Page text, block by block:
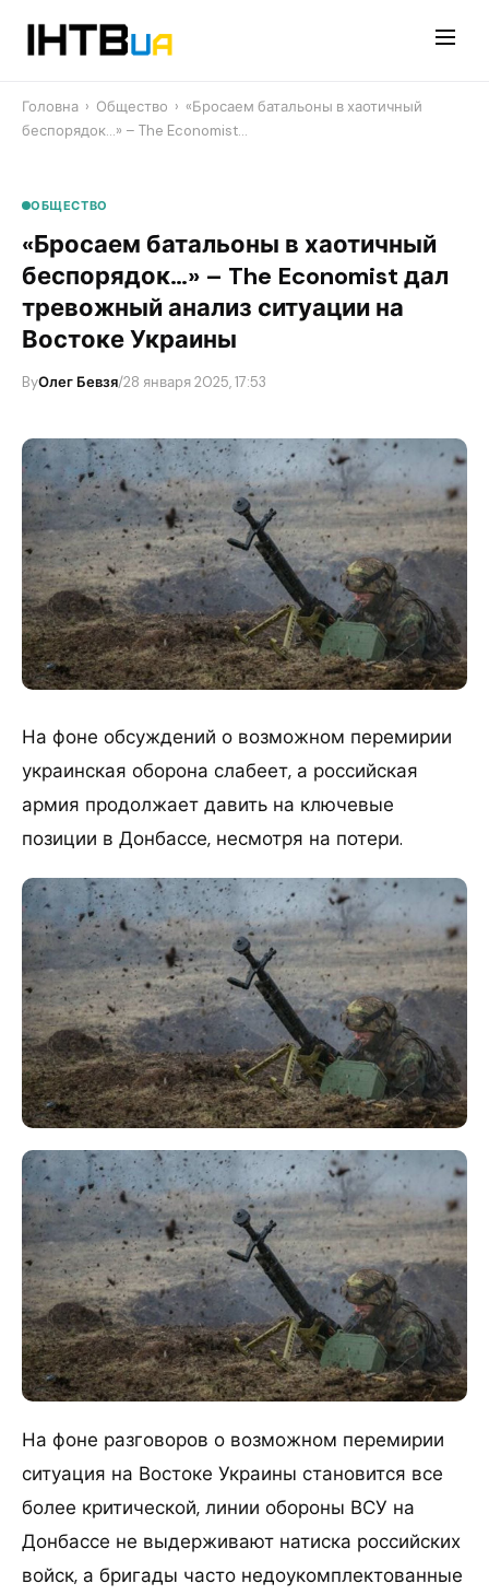
Головна › Общество › «Бросаем батальоны в хаотичный
беспорядок…» – The Economist…
ОБЩЕСТВО
«Бросаем батальоны в хаотичный
беспорядок…» – The Economist дал
тревожный анализ ситуации на
Востоке Украины
ByОлег Бевзя/28 января 2025, 17:53
На фоне обсуждений о возможном перемирии
украинская оборона слабеет, а российская
армия продолжает давить на ключевые
позиции в Донбассе, несмотря на потери.
На фоне разговоров о возможном перемирии
ситуация на Востоке Украины становится все
более критической, линии обороны ВСУ на
Донбассе не выдерживают натиска российских
войск, а бригады часто недоукомплектованные